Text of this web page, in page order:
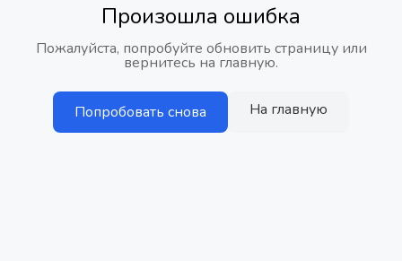
Произошла ошибка
Пожалуйста, попробуйте обновить страницу или
вернитесь на главную.
Попробовать снова На главную